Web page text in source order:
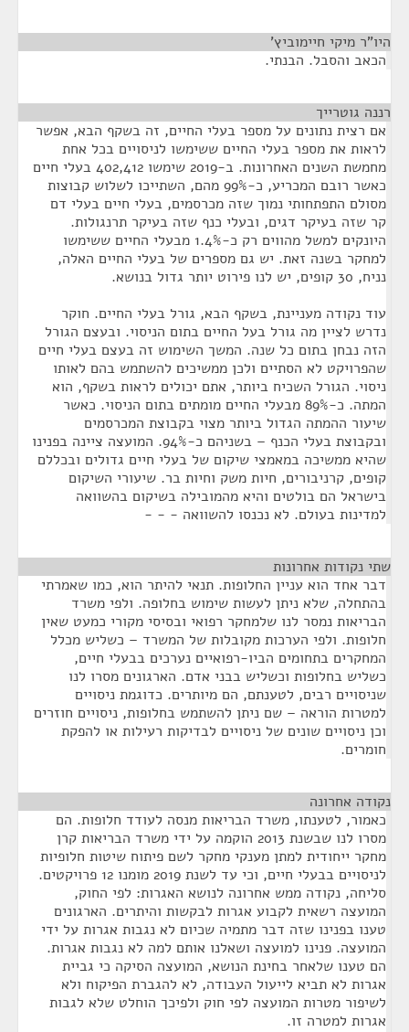
היו"ר מיקי חיימוביץ'
הכאב והסבל. הבנתי.
רננה גוטרייך
אם רצית נתונים על מספר בעלי החיים, זה בשקף הבא, אפשר
לראות את מספר בעלי החיים ששימשו לניסויים בכל אחת
מחמשת השנים האחרונות. ב-2019 שימשו 402,412 בעלי חיים
כאשר רובם המכריע, כ-99% מהם, השתייכו לשלוש קבוצות
מסולם התפתחותי נמוך שזה מכרסמים, בעלי חיים בעלי דם
קר שזה בעיקר דגים, ובעלי כנף שזה בעיקר תרנגולות.
היונקים למשל מהווים רק כ-1.4% מבעלי החיים ששימשו
למחקר בשנה זאת. יש גם מספרים של בעלי החיים האלה,
נניח, 30 קופים, יש לנו פירוט יותר גדול בנושא.
עוד נקודה מעניינת, בשקף הבא, גורל בעלי החיים. חוקר
נדרש לציין מה גורל בעל החיים בתום הניסוי. ובעצם הגורל
הזה נבחן בתום כל שנה. המשך השימוש זה בעצם בעלי חיים
שהפרויקט לא הסתיים ולכן ממשיכים להשתמש בהם לאותו
ניסוי. הגורל השכיח ביותר, אתם יכולים לראות בשקף, הוא
המתה. כ-89% מבעלי החיים מומתים בתום הניסוי. כאשר
שיעור ההמתה הגדול ביותר מצוי בקבוצת המכרסמים
ובקבוצת בעלי הכנף – בשניהם כ-94%. המועצה ציינה בפנינו
שהיא ממשיכה במאמצי שיקום של בעלי חיים גדולים ובכללם
קופים, קרניבורים, חיות משק וחיות בר. שיעורי השיקום
בישראל הם בולטים והיא מהמובילה בשיקום בהשוואה
למדינות בעולם. לא נכנסו להשוואה - - -
שתי נקודות אחרונות
דבר אחד הוא עניין החלופות. תנאי להיתר הוא, כמו שאמרתי
בהתחלה, שלא ניתן לעשות שימוש בחלופה. ולפי משרד
הבריאות נמסר לנו שלמחקר רפואי ובסיסי מקורי כמעט שאין
חלופות. ולפי הערכות מקובלות של המשרד – כשליש מכלל
המחקרים בתחומים הביו-רפואיים נערכים בבעלי חיים,
כשליש בחלופות וכשליש בבני אדם. הארגונים מסרו לנו
שניסויים רבים, לטענתם, הם מיותרים. כדוגמת ניסויים
למטרות הוראה – שם ניתן להשתמש בחלופות, ניסויים חוזרים
וכן ניסויים שונים של ניסויים לבדיקות רעילות או להפקת
חומרים.
נקודה אחרונה
כאמור, לטענתו, משרד הבריאות מנסה לעודד חלופות. הם
מסרו לנו שבשנת 2013 הוקמה על ידי משרד הבריאות קרן
מחקר ייחודית למתן מענקי מחקר לשם פיתוח שיטות חלופיות
לניסויים בבעלי חיים, וכי עד לשנת 2019 מומנו 12 פרויקטים.
סליחה, נקודה ממש אחרונה לנושא האגרות: לפי החוק,
המועצה רשאית לקבוע אגרות לבקשות והיתרים. הארגונים
טענו בפנינו שזה דבר מתמיה שכיום לא נגבות אגרות על ידי
המועצה. פנינו למועצה ושאלנו אותם למה לא נגבות אגרות.
הם טענו שלאחר בחינת הנושא, המועצה הסיקה כי גביית
אגרות לא תביא לייעול העבודה, לא להגברת הפיקוח ולא
לשיפור מטרות המועצה לפי חוק ולפיכך הוחלט שלא לגבות
אגרות למטרה זו.